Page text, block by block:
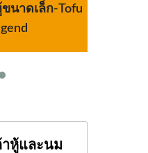
าดเล็ก-Tofu
าหู้และนม